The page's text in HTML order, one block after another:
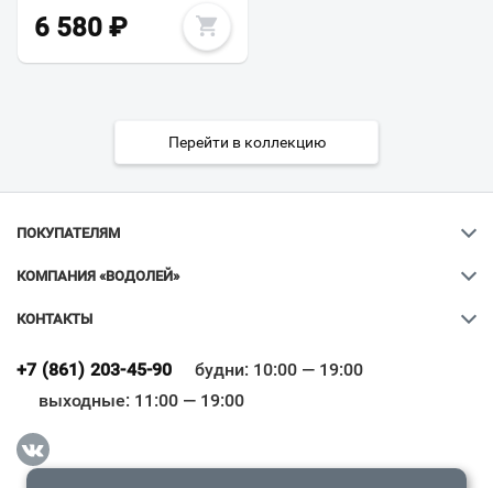
6 580 ₽
Перейти в коллекцию
ПОКУПАТЕЛЯМ
КОМПАНИЯ «ВОДОЛЕЙ»
КОНТАКТЫ
+7 (861) 203-45-90
будни: 10:00 — 19:00
выходные: 11:00 — 19:00
Всё верно